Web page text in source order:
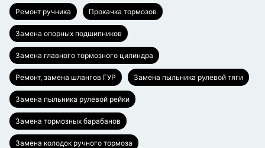
Ремонт ручника Прокачка тормозов
Замена опорных подшипников
Замена главного тормозного цилиндра
Ремонт, замена шлангов ГУР Замена пыльника рулевой тяги
Замена пыльника рулевой рейки
Замена тормозных барабанов
Замена колодок ручного тормоза